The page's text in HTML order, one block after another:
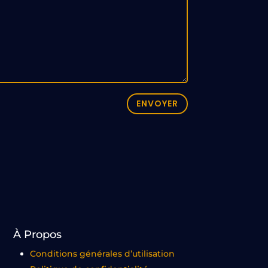
ENVOYER
À Propos
Conditions générales d’utilisation